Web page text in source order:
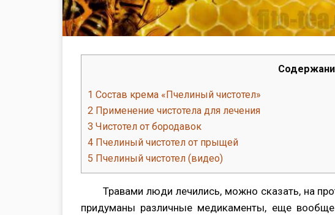
1 Состав крема «Пчелиный чистотел»
2 Применение чистотела для лечения
3 Чистотел от бородавок
4 Пчелиный чистотел от прыщей
5 Пчелиный чистотел (видео)
Травами люди лечились, можно сказать, на
придуманы различные медикаменты, еще